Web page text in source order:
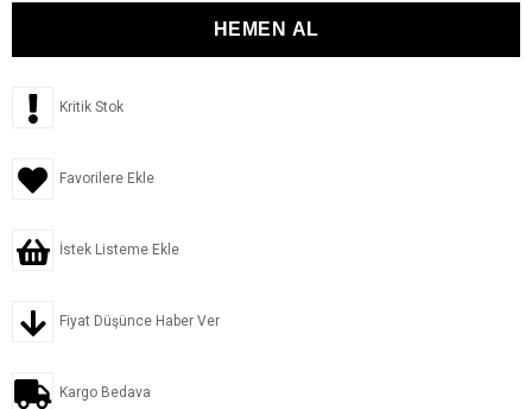
Kritik Stok
Favorilere Ekle
İstek Listeme Ekle
Fiyat Düşünce Haber Ver
Kargo Bedava